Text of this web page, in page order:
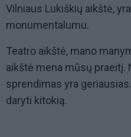
Vilniaus Lukiškių aikštė,
monumentalumu.
Teatro aikštė, mano
aikštė mena mūsų praeitį.
sprendimas yra
daryti kitokią.